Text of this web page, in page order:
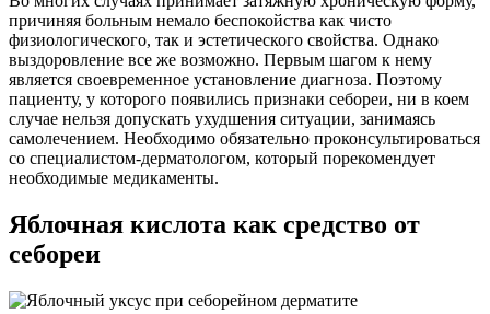
причиняя больным немало беспокойства как чисто
физиологического, так и эстетического свойства. Однако
выздоровление все же возможно. Первым шагом к нему
является своевременное установление диагноза. Поэтому
пациенту, у которого появились признаки себореи, ни в коем
случае нельзя допускать ухудшения ситуации, занимаясь
самолечением. Необходимо обязательно проконсультироваться
со специалистом-дерматологом, который порекомендует
необходимые медикаменты.
Яблочная кислота как средство от
себореи